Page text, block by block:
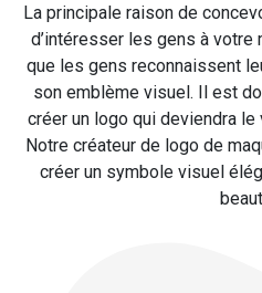
La principale raison de
d’intéresser les gens à votre
que les gens reconnaissent
son emblème visuel. Il est
créer un logo qui deviendra
Notre créateur de logo de
créer un symbole visuel